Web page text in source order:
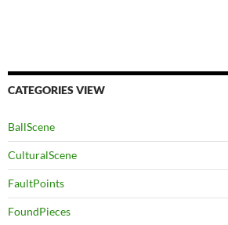
CATEGORIES VIEW
BallScene
CulturalScene
FaultPoints
FoundPieces